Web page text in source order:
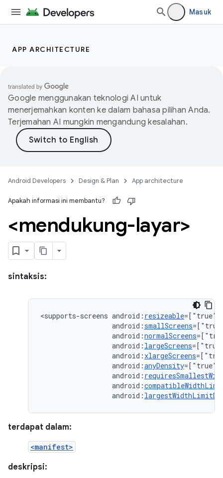
Masuk
APP ARCHITECTURE
Google menggunakan teknologi AI untuk
menerjemahkan konten ke dalam bahasa pilihan Anda.
Terjemahan AI mungkin mengandung kesalahan.
Android Developers Design & Plan App architecture
Apakah informasi ini membantu?
<mendukung-layar>
sintaksis:
<supports-screens android: resizeable=["true"|
android:smallScreens
android:normalScreens
android: largeScreens
android: xlargeScreens
android:anyDensity=["true"
android:
android:
android: largestWidthLimitDp
terdapat dalam:
<manifest>
deskripsi: